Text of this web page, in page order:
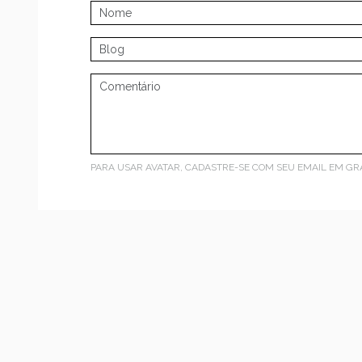
PARA USAR AVATAR, CADASTRE-SE COM SEU EMAIL EM